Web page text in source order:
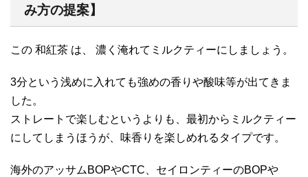
み方の提案】
この 和紅茶 は、 濃く淹れてミルクティーにしましょう。
3分という浅めに入れても強めの香りや酸味等が出てきま
した。
ストレートで楽しむというよりも、最初からミルクティー
にしてしまうほうが、味香りを楽しめれるタイプです。
海外のアッサムBOPやCTC、セイロンティーのBOPや